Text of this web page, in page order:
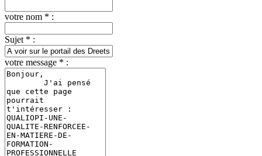
votre nom * :
Sujet * :
votre message * :